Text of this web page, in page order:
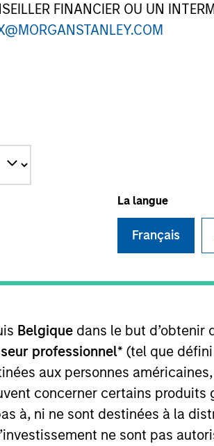
FINANCIER OU UN
La langue
Français
Belgique dans le but d’obtenir
professionnel* (tel que
aux personnes
concerner certains
à, ni ne sont destinées à la
ne sont pas
Approach
and Management that seeks
earnings with equities selling